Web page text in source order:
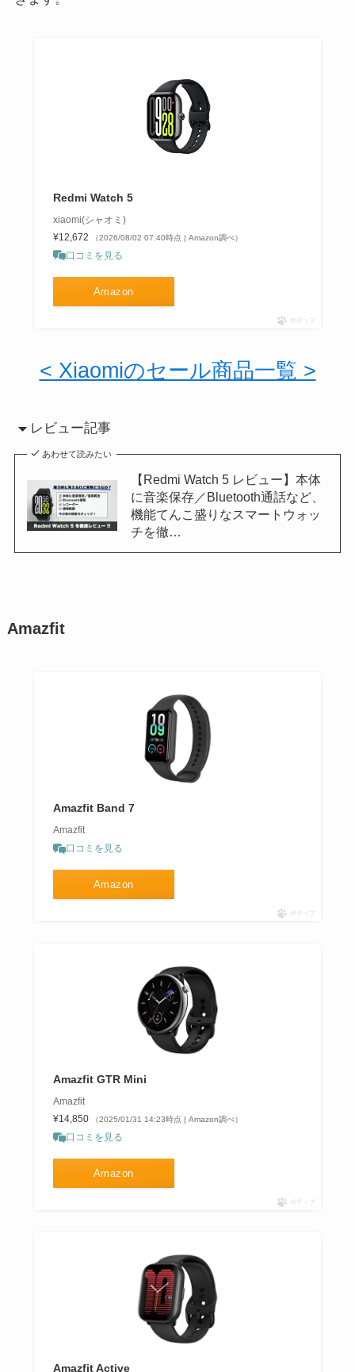
Redmi Watch 5
xiaomi(シャオミ)
¥12,672
（2026/08/02 07:40時点 | Amazon調べ）
口コミを見る
Amazon
ポチップ
< Xiaomiのセール商品一覧 >
レビュー記事
あわせて読みたい
【Redmi Watch 5 レビュー】本体
に音楽保存／Bluetooth通話など、
機能てんこ盛りなスマートウォッ
チを徹…
Amazfit
Amazfit Band 7
Amazfit
口コミを見る
Amazon
ポチップ
Amazfit GTR Mini
Amazfit
¥14,850
（2025/01/31 14:23時点 | Amazon調べ）
口コミを見る
Amazon
ポチップ
Amazfit Active